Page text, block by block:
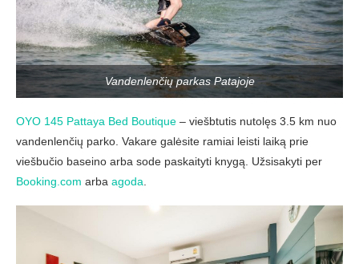
Vandenlenčių parkas Patajoje
OYO 145 Pattaya Bed Boutique – viešbtutis nutolęs 3.5 km nuo
vandenlenčių parko. Vakare galėsite ramiai leisti laiką prie
viešbučio baseino arba sode paskaityti knygą. Užsisakyti per
Booking.com arba agoda